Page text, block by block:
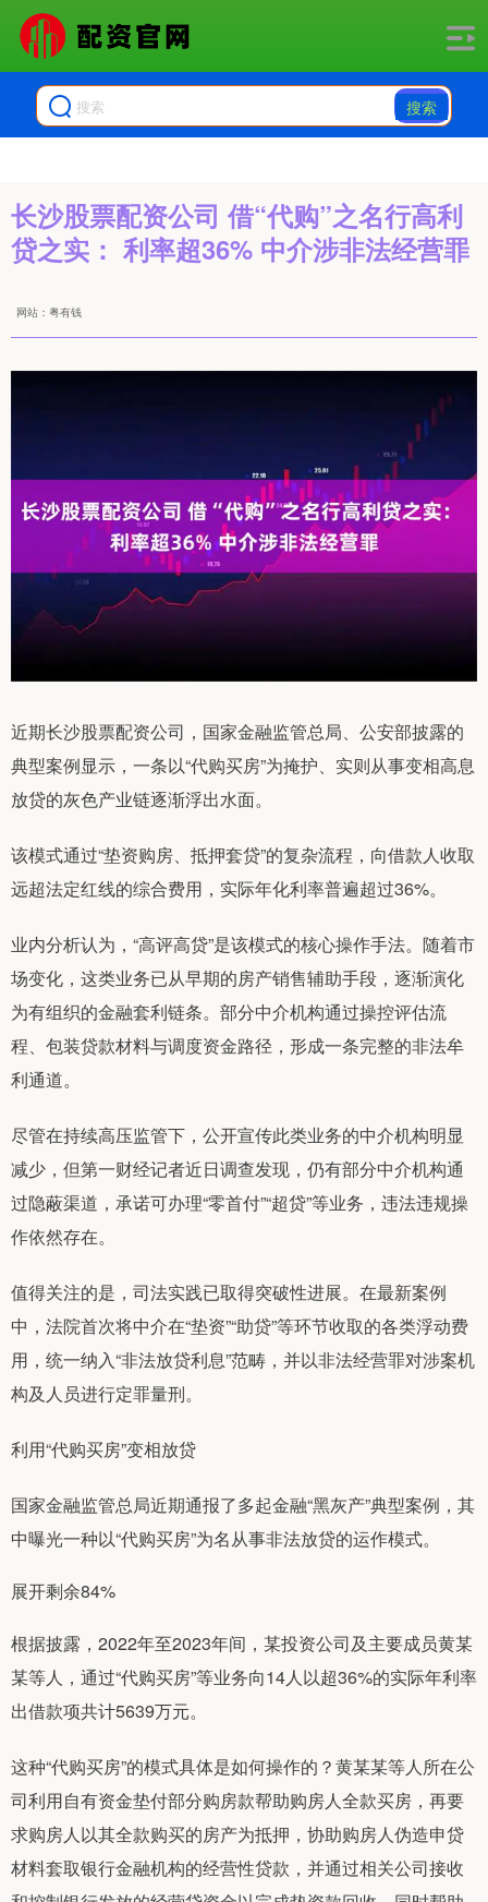
搜索
长沙股票配资公司 借“代购”之名行高利
贷之实： 利率超36% 中介涉非法经营罪
网站：粤有钱
近期长沙股票配资公司，国家金融监管总局、公安部披露的
典型案例显示，一条以“代购买房”为掩护、实则从事变相高息
放贷的灰色产业链逐渐浮出水面。
该模式通过“垫资购房、抵押套贷”的复杂流程，向借款人收取
远超法定红线的综合费用，实际年化利率普遍超过36%。
业内分析认为，“高评高贷”是该模式的核心操作手法。随着市
场变化，这类业务已从早期的房产销售辅助手段，逐渐演化
为有组织的金融套利链条。部分中介机构通过操控评估流
程、包装贷款材料与调度资金路径，形成一条完整的非法牟
利通道。
尽管在持续高压监管下，公开宣传此类业务的中介机构明显
减少，但第一财经记者近日调查发现，仍有部分中介机构通
过隐蔽渠道，承诺可办理“零首付”“超贷”等业务，违法违规操
作依然存在。
值得关注的是，司法实践已取得突破性进展。在最新案例
中，法院首次将中介在“垫资”“助贷”等环节收取的各类浮动费
用，统一纳入“非法放贷利息”范畴，并以非法经营罪对涉案机
构及人员进行定罪量刑。
利用“代购买房”变相放贷
国家金融监管总局近期通报了多起金融“黑灰产”典型案例，其
中曝光一种以“代购买房”为名从事非法放贷的运作模式。
展开剩余84%
根据披露，2022年至2023年间，某投资公司及主要成员黄某
某等人，通过“代购买房”等业务向14人以超36%的实际年利率
出借款项共计5639万元。
这种“代购买房”的模式具体是如何操作的？黄某某等人所在公
司利用自有资金垫付部分购房款帮助购房人全款买房，再要
求购房人以其全款购买的房产为抵押，协助购房人伪造申贷
材料套取银行金融机构的经营性贷款，并通过相关公司接收